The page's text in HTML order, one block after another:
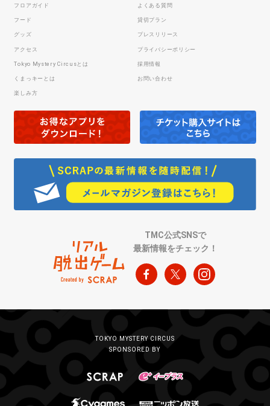
フロアガイド
フード
グッズ
アクセス
Tokyo Mystery Circusとは
くまっキーとは
楽しみ方
よくある質問
貸切プラン
プレスリリース
プライバシーポリシー
採用情報
お問い合わせ
TMC公式SNSで
最新情報をチェック！
TOKYO MYSTERY CIRCUS
SPONSORED BY